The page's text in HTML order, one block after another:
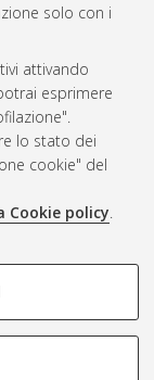
solo con i
attivando
esprimere
lo stato dei
cookie" del
Cookie policy.
della
comportamento